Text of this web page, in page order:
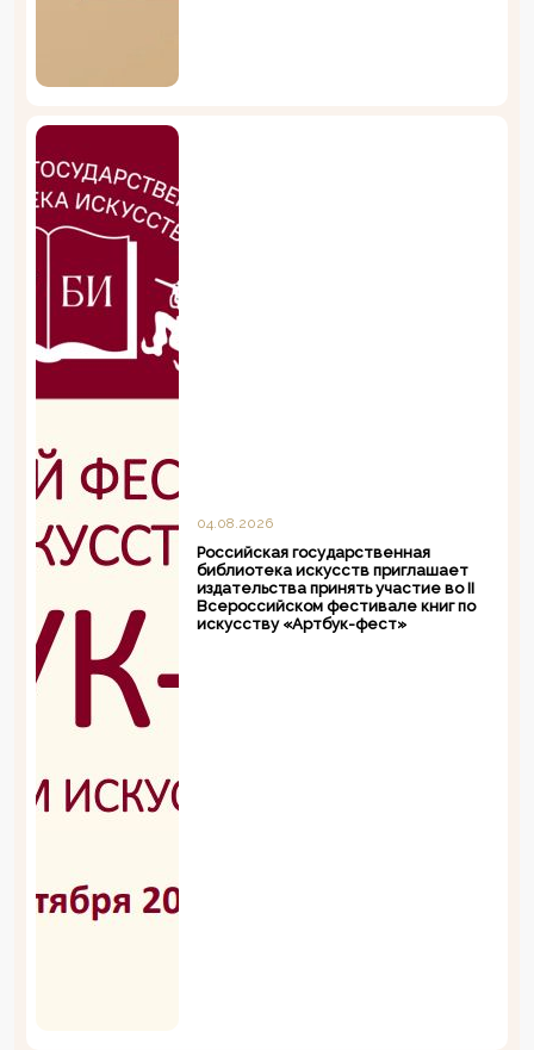
04.08.2026
Российская государственная
библиотека искусств приглашает
издательства принять участие во II
Всероссийском фестивале книг по
искусству «Артбук-фест»